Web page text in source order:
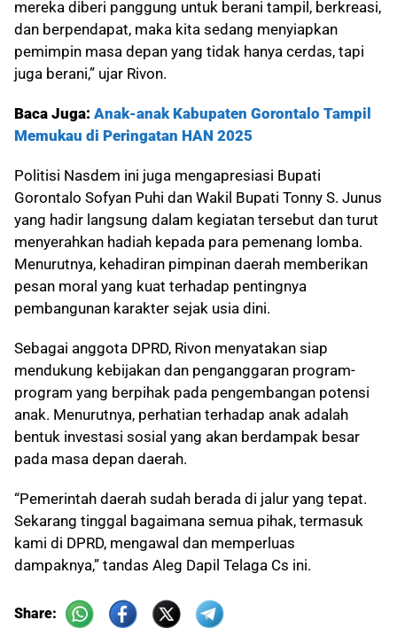
mereka diberi panggung untuk berani tampil, berkreasi,
dan berpendapat, maka kita sedang menyiapkan
pemimpin masa depan yang tidak hanya cerdas, tapi
juga berani,” ujar Rivon.
Baca Juga: Anak-anak Kabupaten Gorontalo Tampil
Memukau di Peringatan HAN 2025
Politisi Nasdem ini juga mengapresiasi Bupati
Gorontalo Sofyan Puhi dan Wakil Bupati Tonny S. Junus
yang hadir langsung dalam kegiatan tersebut dan turut
menyerahkan hadiah kepada para pemenang lomba.
Menurutnya, kehadiran pimpinan daerah memberikan
pesan moral yang kuat terhadap pentingnya
pembangunan karakter sejak usia dini.
Sebagai anggota DPRD, Rivon menyatakan siap
mendukung kebijakan dan penganggaran program-
program yang berpihak pada pengembangan potensi
anak. Menurutnya, perhatian terhadap anak adalah
bentuk investasi sosial yang akan berdampak besar
pada masa depan daerah.
“Pemerintah daerah sudah berada di jalur yang tepat.
Sekarang tinggal bagaimana semua pihak, termasuk
kami di DPRD, mengawal dan memperluas
dampaknya,” tandas Aleg Dapil Telaga Cs ini.
Share: